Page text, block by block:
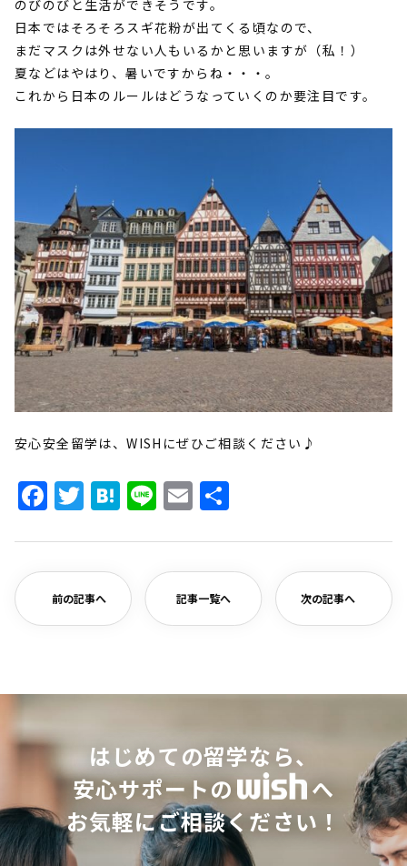
のびのびと生活ができそうです。
日本ではそろそろスギ花粉が出てくる頃なので、
まだマスクは外せない人もいるかと思いますが（私！）
夏などはやはり、暑いですからね・・・。
これから日本のルールはどうなっていくのか要注目です。
安心安全留学は、WISHにぜひご相談ください♪
Facebook
Twitter
Hatena
LineEmail
前の記事へ 記事一覧へ 次の記事へ
はじめての留学なら、
安心サポートの
へ
お気軽にご相談ください！